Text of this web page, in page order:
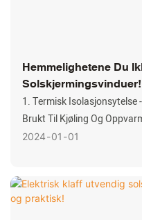
Hemmelighetene Du
Solskjermingsvinduer!
1. Termisk Isolasjonsytelse
Brukt Til Kjøling Og
Vinduer Er Hovedkanalen
Naturen. Det Gir Imidlertid
Eksempel, Om Vinteren,
2024 01 01